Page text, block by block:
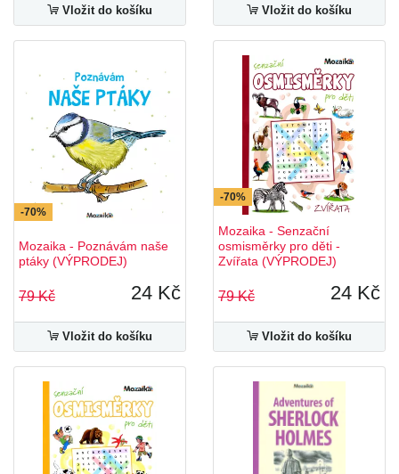
Vložit do košíku Vložit do košíku
-70%
Mozaika - Poznávám naše
ptáky (VÝPRODEJ)
79 Kč 24 Kč
Vložit do košíku
-70%
Mozaika - Senzační
osmisměrky pro děti -
Zvířata (VÝPRODEJ)
79 Kč 24 Kč
Vložit do košíku